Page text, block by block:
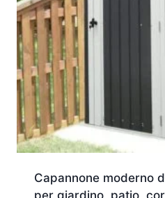
Capannone moderno